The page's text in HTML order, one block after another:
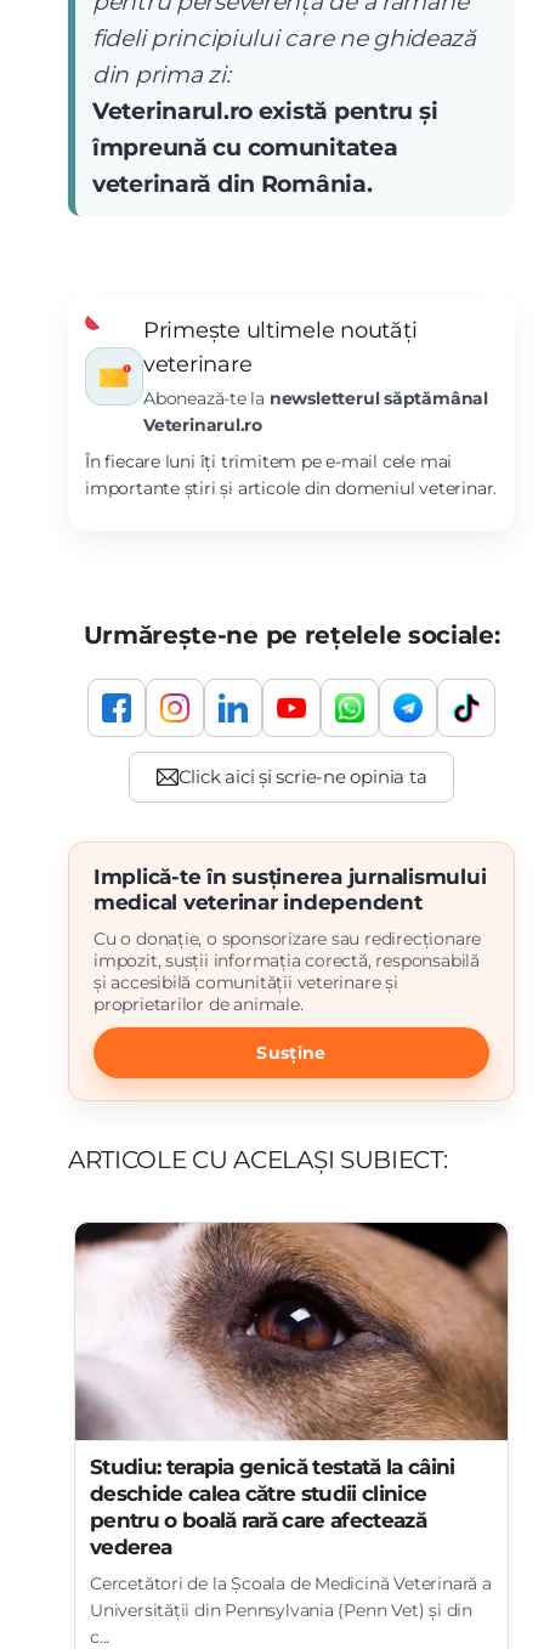
fideli principiului care ne ghidează
din prima zi:
Veterinarul.ro există pentru și
împreună cu comunitatea
veterinară din România.
Primește ultimele noutăți
veterinare
Abonează-te la newsletterul săptămânal
Veterinarul.ro
În fiecare luni îți trimitem pe e-mail cele mai
importante știri și articole din domeniul veterinar.
Urmărește-ne pe rețelele sociale:
Implică-te în susținerea jurnalismului
medical veterinar independent
Cu o donație, o sponsorizare sau redirecționare
impozit, susții informația corectă, responsabilă
și accesibilă comunității veterinare și
proprietarilor de animale.
Susține
ARTICOLE CU ACELAȘI SUBIECT:
Studiu: terapia genică testată la câini
deschide calea către studii clinice
pentru o boală rară care afectează
vederea
Cercetători de la Școala de Medicină Veterinară a
Universității din Pennsylvania (Penn Vet) și din
c...